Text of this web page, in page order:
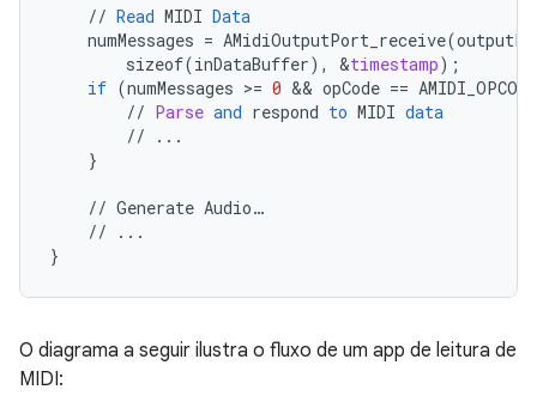
// Read MIDI Data
numMessages = AMidiOutputPort_receive(
sizeof(inDataBuffer), &timestamp);
if (numMessages >= 0 && opCode ==
// Parse and respond to MIDI data
//
...
}
// Generate Audio…
//
...
}
O diagrama a seguir ilustra o fluxo de um app de leitura de
MIDI: